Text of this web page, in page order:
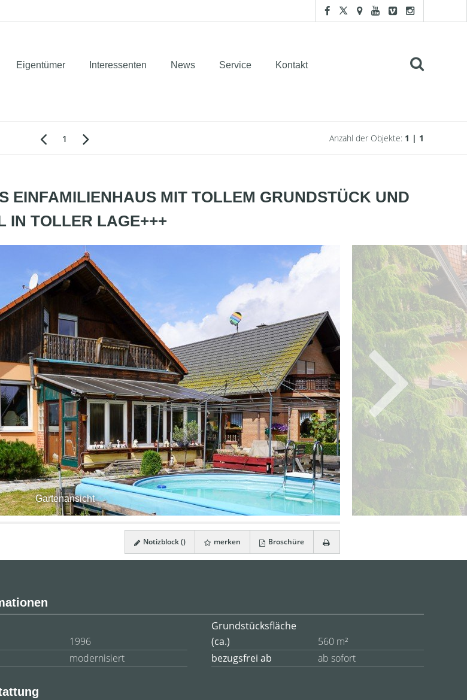
Eigentümer Interessenten News Service Kontakt
1 Anzahl der Objekte: 1 | 1
EINFAMILIENHAUS MIT TOLLEM GRUNDSTÜCK UND
IN TOLLER LAGE+++
Gartenansicht
Notizblock () merken Broschüre
1996
Grundstücksfläche
(ca.)
560 m²
modernisiert bezugsfrei ab ab sofort